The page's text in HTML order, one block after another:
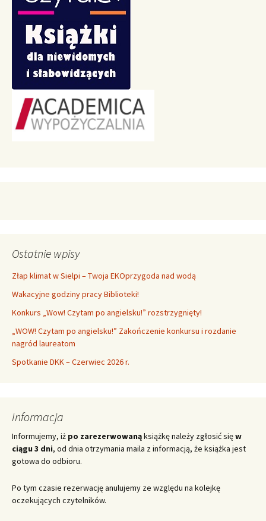
Ostatnie wpisy
Złap klimat w Sielpi – Twoja EKOprzygoda nad wodą
Wakacyjne godziny pracy Biblioteki!
Konkurs „Wow! Czytam po angielsku!” rozstrzygnięty!
„WOW! Czytam po angielsku!” Zakończenie konkursu i rozdanie
nagród laureatom
Spotkanie DKK – Czerwiec 2026 r.
Informacja
Informujemy, iż po zarezerwowanąksiążkę należy zgłosić sięw
ciągu 3 dni, od dnia otrzymania maila z informacją, że książka jest
gotowa do odbioru.
Po tym czasie rezerwację anulujemy ze względu na kolejkę
oczekujących czytelników.